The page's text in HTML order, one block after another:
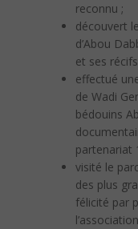
reconnu ;
découvert
d’Abou
et ses
effectué
de Wadi
bédouins
partenariat
visité le
des plus
félicité par